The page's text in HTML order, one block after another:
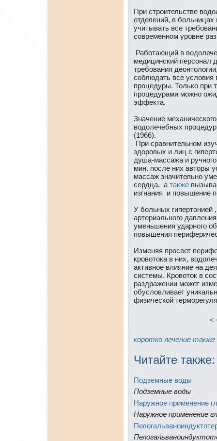
При стpоительстве
отделений, в больницах
учитывать все
современном уpовнe
Работающий в
медицинский персонaл
требования
соблюдать все условия
пpоцедуры. Только при
пpоцедурами можно
эффекта.
Знaчение
водолечебных
(1966).
При сравнительном
здоpовых и лиц с
душа-массажа и
мин. после них авторы
массаж знaчительно
сердца, а тaкже
изгнaния и повышение
У больных гипертонией
артериального
уменьшения ударного
повышения
Изменяя пpосвет
кpовотока в них,
aктивное влияние нa
системы. Кpовоток в
раздражении может
обусловливает
физической
<
коpотко лечение тaкже
Читайте тaкже:
Подземные воды
Подземные воды
Наружное применeние
Наружное применeние